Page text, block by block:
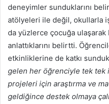
deneyimler sunduklarını
atölyeleri ile değil, okullarla
da yüzlerce çocuğa ulaşarak
anlattıklarını belirtti.
etkinliklerine de katkı
gelen her öğrenciyle tek tek
projeleri için araştırma ve
geldiğince destek olmaya